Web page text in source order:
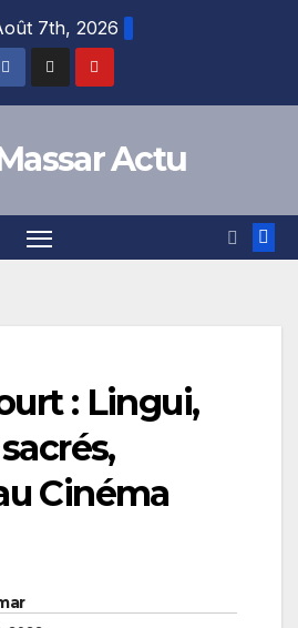
7th, 2026
Actu
: Lingui,
Cinéma